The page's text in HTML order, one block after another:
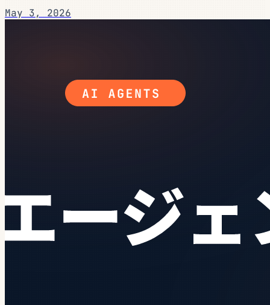
May 3, 2026